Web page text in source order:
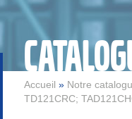
Accueil » Notre
TD121CRC;